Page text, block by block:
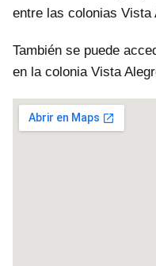
entre las colonias Vista
También se puede
en la colonia Vista